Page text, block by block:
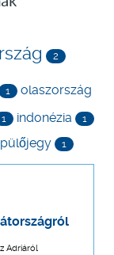
2
1 olaszország
1 indonézia 1
1
Adriáról